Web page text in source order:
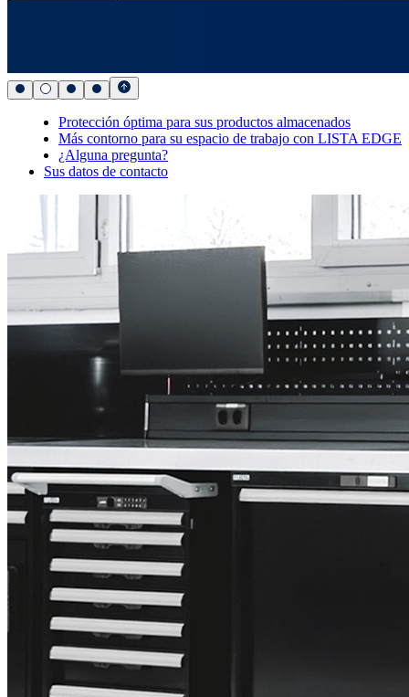
Protección óptima para sus productos almacenados
Más contorno para su espacio de trabajo con LISTA EDGE
¿Alguna pregunta?
Sus datos de contacto